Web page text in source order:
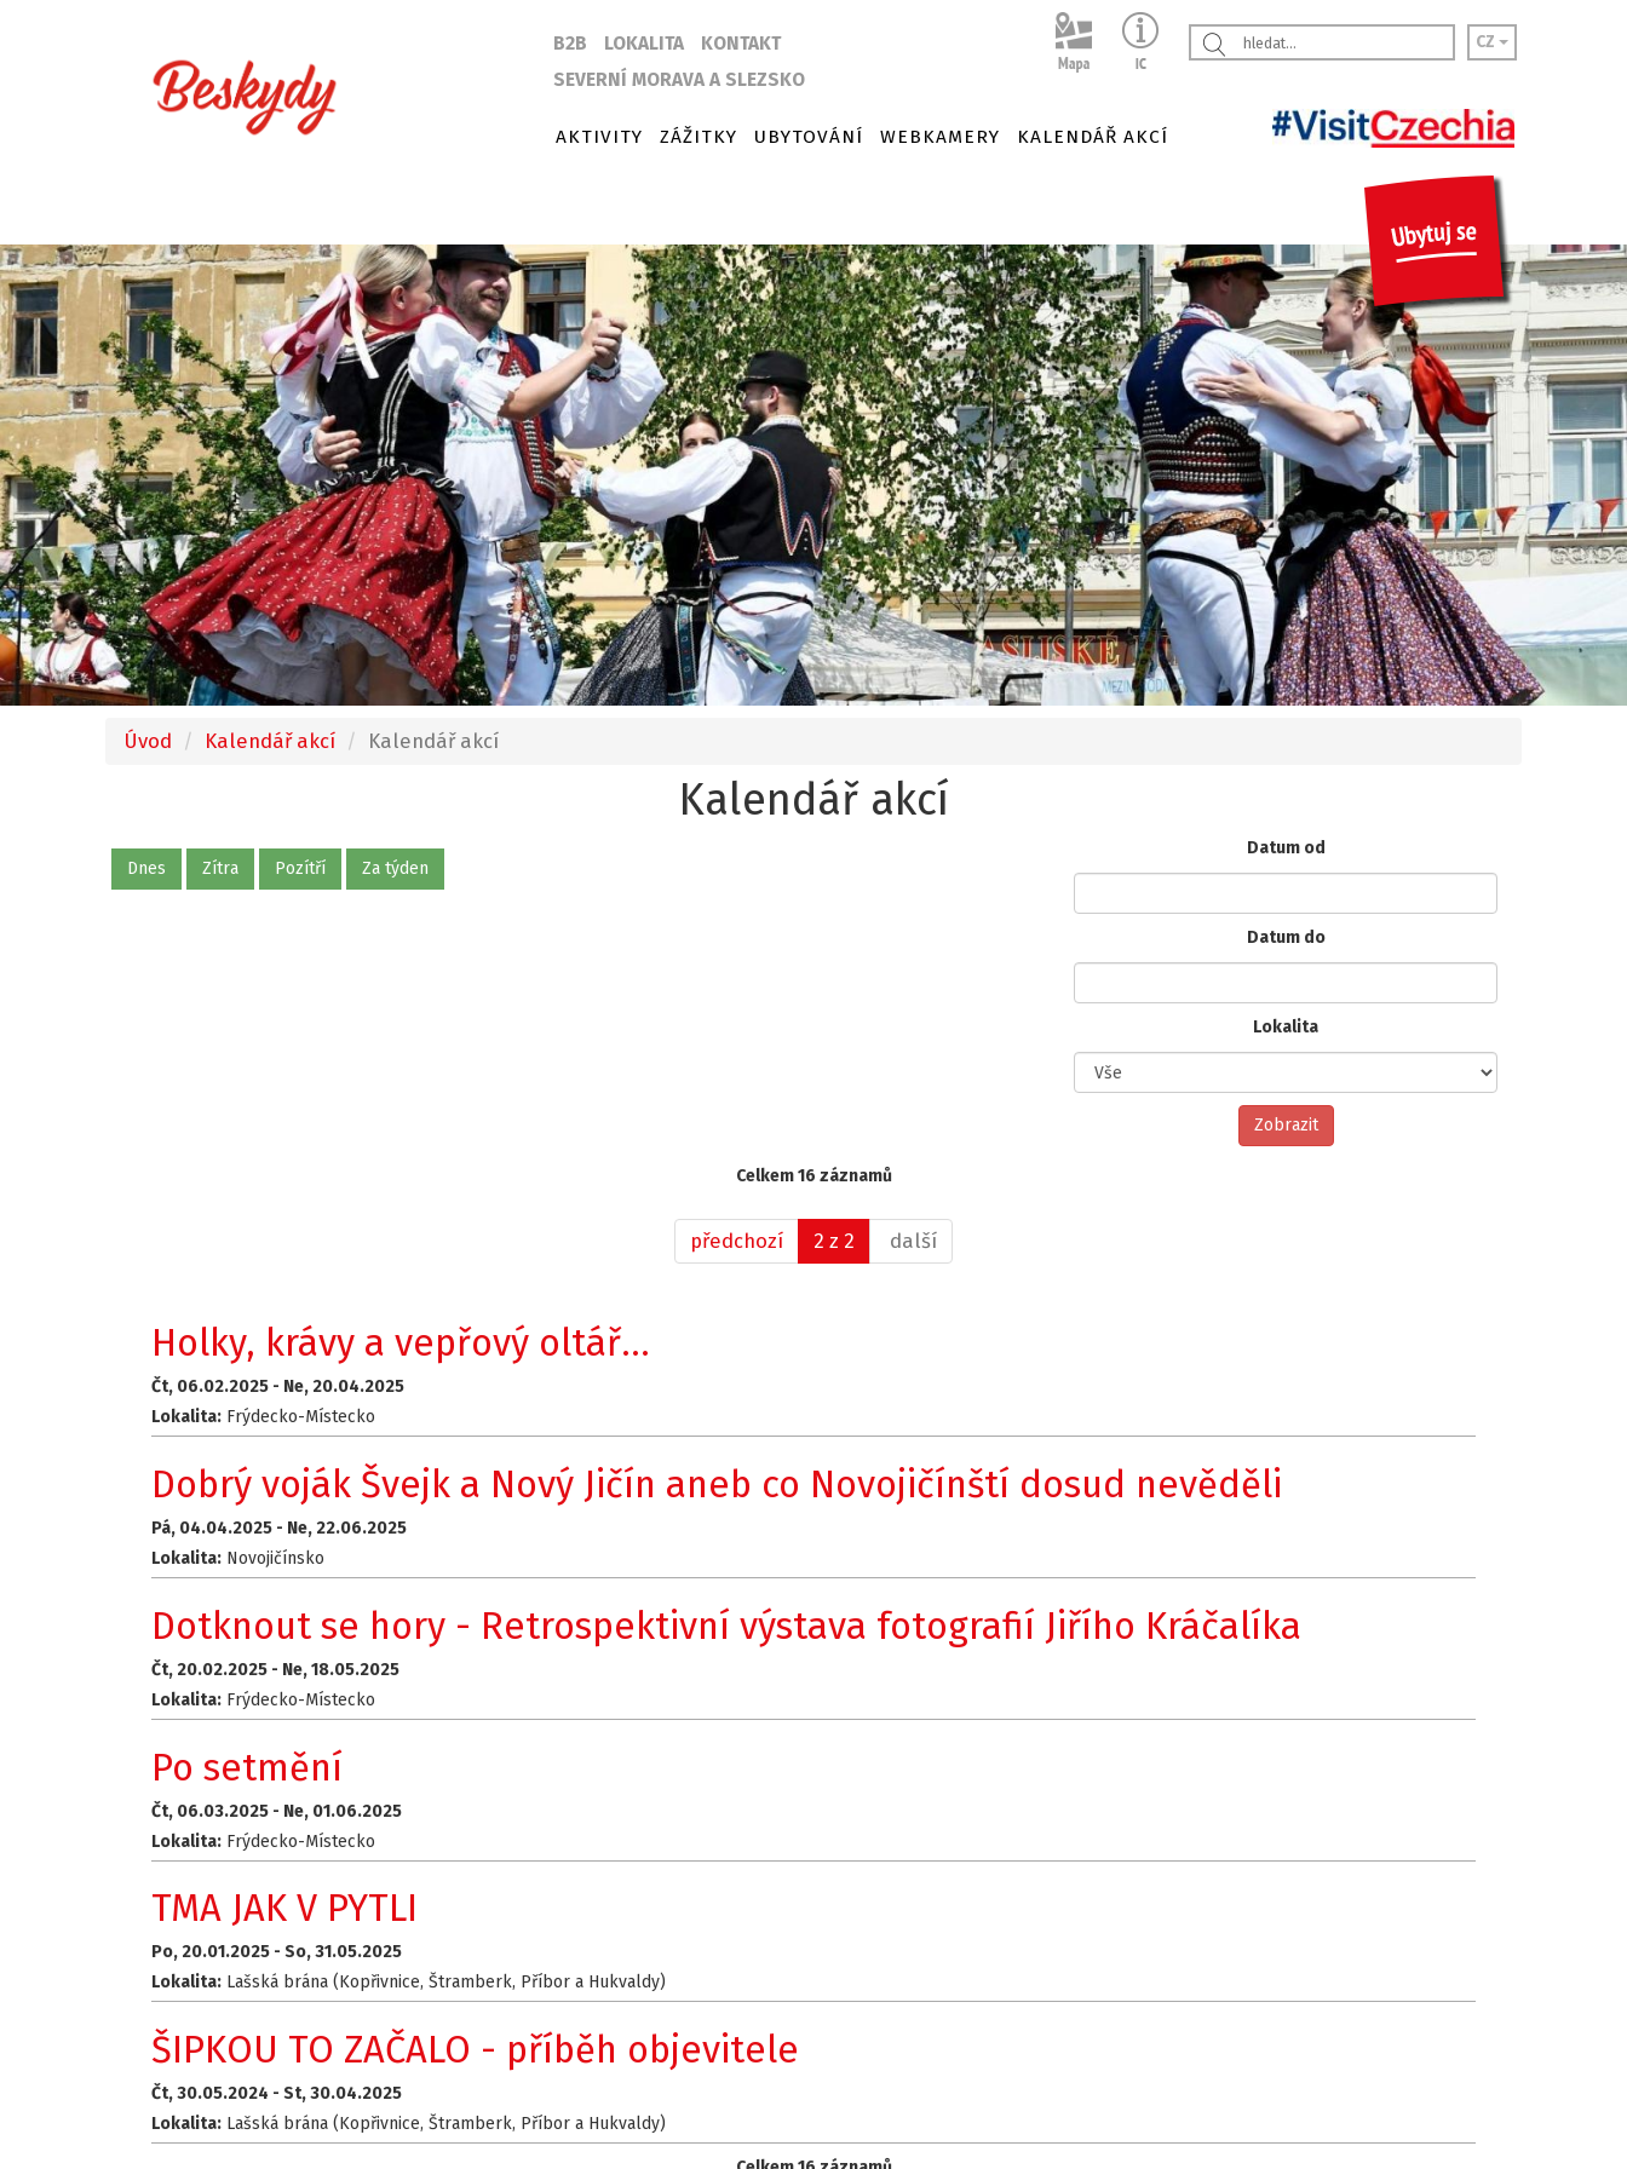
B2B LOKALITA
KONTAKT
SEVERNÍ MORAVA A SLEZSKO
CZ
AKTIVITY ZÁŽITKY UBYTOVÁNÍ WEBKAMERY KALENDÁŘ AKCÍ
Úvod Kalendář akcí Kalendář akcí
Kalendář akcí
Dnes Zítra Pozítří Za týden
Datum od
Datum do
Lokalita
Celkem 16 záznamů
předchozí 2 z 2 další
Holky, krávy a vepřový oltář...
Čt, 06.02.2025 - Ne, 20.04.2025
Lokalita:Frýdecko-Místecko
Dobrý voják Švejk a Nový Jičín aneb co Novojičínští dosud nevěděli
Pá, 04.04.2025 - Ne, 22.06.2025
Lokalita:Novojičínsko
Dotknout se hory - Retrospektivní výstava fotografií Jiřího Kráčalíka
Čt, 20.02.2025 - Ne, 18.05.2025
Lokalita:Frýdecko-Místecko
Po setmění
Čt, 06.03.2025 - Ne, 01.06.2025
Lokalita:Frýdecko-Místecko
TMA JAK V PYTLI
Po, 20.01.2025 - So, 31.05.2025
Lokalita:Lašská brána (Kopřivnice, Štramberk, Příbor a Hukvaldy)
ŠIPKOU TO ZAČALO - příběh objevitele
Čt, 30.05.2024 - St, 30.04.2025
Lokalita:Lašská brána (Kopřivnice, Štramberk, Příbor a Hukvaldy)